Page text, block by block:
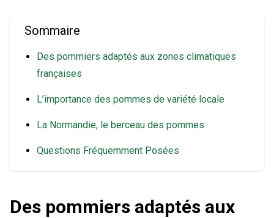
Sommaire
Des pommiers adaptés aux zones climatiques
françaises
L’importance des pommes de variété locale
La Normandie, le berceau des pommes
Questions Fréquemment Posées
Des pommiers adaptés aux